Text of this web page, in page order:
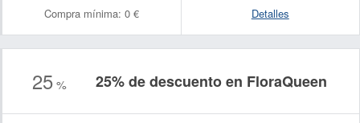
Compra mínima: 0 € Detalles
25 % 25% de descuento en FloraQueen